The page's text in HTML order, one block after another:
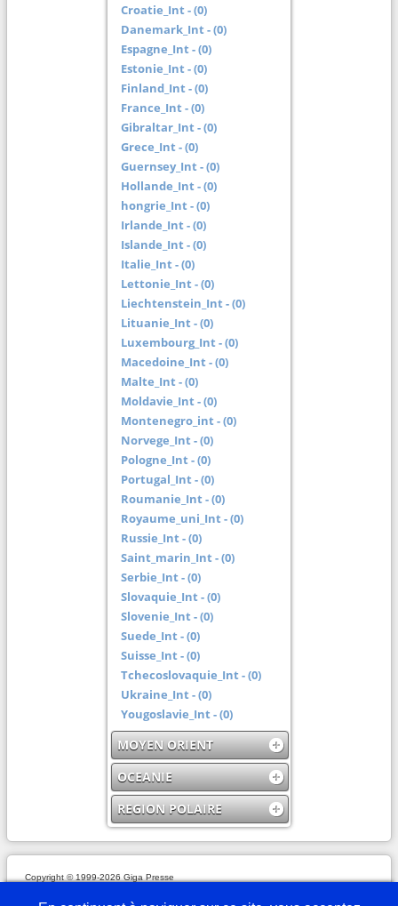
Croatie_Int - (0)
Danemark_Int - (0)
Espagne_Int - (0)
Estonie_Int - (0)
Finland_Int - (0)
France_Int - (0)
Gibraltar_Int - (0)
Grece_Int - (0)
Guernsey_Int - (0)
Hollande_Int - (0)
hongrie_Int - (0)
Irlande_Int - (0)
Islande_Int - (0)
Italie_Int - (0)
Lettonie_Int - (0)
Liechtenstein_Int - (0)
Lituanie_Int - (0)
Luxembourg_Int - (0)
Macedoine_Int - (0)
Malte_Int - (0)
Moldavie_Int - (0)
Montenegro_int - (0)
Norvege_Int - (0)
Pologne_Int - (0)
Portugal_Int - (0)
Roumanie_Int - (0)
Royaume_uni_Int - (0)
Russie_Int - (0)
Saint_marin_Int - (0)
Serbie_Int - (0)
Slovaquie_Int - (0)
Slovenie_Int - (0)
Suede_Int - (0)
Suisse_Int - (0)
Tchecoslovaquie_Int - (0)
Ukraine_Int - (0)
Yougoslavie_Int - (0)
MOYEN ORIENT
OCEANIE
REGION POLAIRE
Copyright © 1999-2026 Giga Presse
Nous écrire